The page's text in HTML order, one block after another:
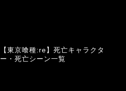
【東京喰種:re】死亡キャラクタ
ー・死亡シーン一覧